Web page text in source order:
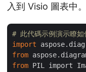
入到 Visio 圖表中。
# 此代碼示例演示瞭
import
from
from PIL import